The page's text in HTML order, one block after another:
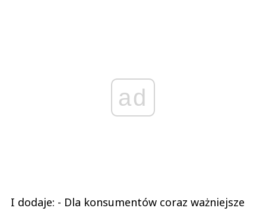
ad
I dodaje: - Dla konsumentów coraz ważniejsze